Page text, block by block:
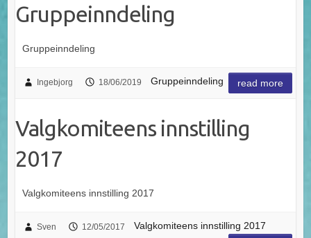
Gruppeinndeling
Gruppeinndeling
Ingebjorg 18/06/2019 Gruppeinndeling read more
Valgkomiteens innstilling
2017
Valgkomiteens innstilling 2017
Sven 12/05/2017
Valgkomiteens innstilling 2017